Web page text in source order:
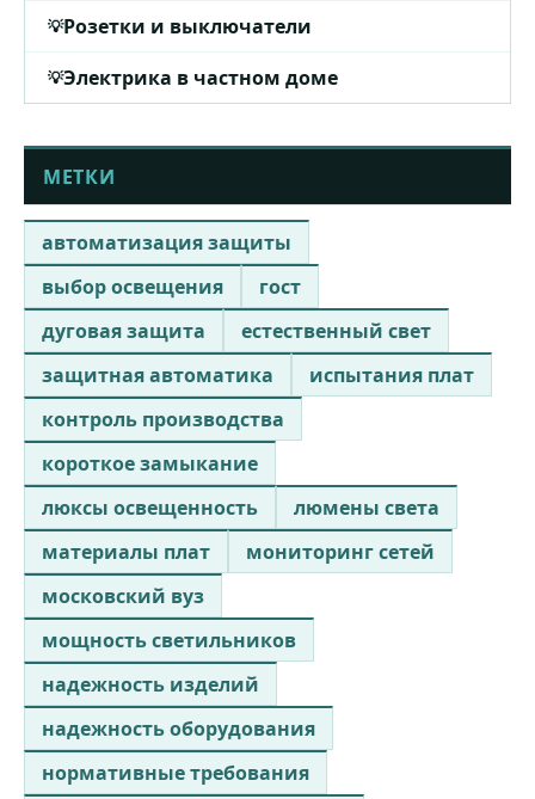
Розетки и выключатели
Электрика в частном доме
МЕТКИ
автоматизация защиты
выбор освещения
гост
дуговая защита
естественный свет
защитная автоматика
испытания плат
контроль производства
короткое замыкание
люксы освещенность
люмены света
материалы плат
мониторинг сетей
московский вуз
мощность светильников
надежность изделий
надежность оборудования
нормативные требования